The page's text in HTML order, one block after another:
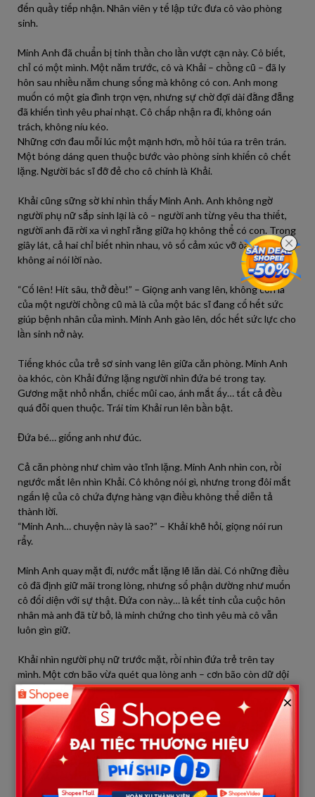
đến quầy tiếp nhận. Nhân viên y tế lập tức đưa cô vào phòng
sinh.
Minh Anh đã chuẩn bị tinh thần cho lần vượt cạn này. Cô biết,
chỉ có một mình. Một năm trước, cô và Khải – chồng cũ – đã ly
hôn sau nhiều năm chung sống mà không có con. Anh mong
muốn có một gia đình trọn vẹn, nhưng sự chờ đợi dài đằng đẵng
đã khiến tình yêu phai nhạt. Cô chấp nhận ra đi, không oán
trách, không níu kéo.
Những cơn đau mỗi lúc một mạnh hơn, mồ hôi túa ra trên trán.
Một bóng dáng quen thuộc bước vào phòng sinh khiến cô chết
lặng. Người bác sĩ đỡ đẻ cho cô chính là Khải.
Khải cũng sững sờ khi nhìn thấy Minh Anh. Anh không ngờ
người phụ nữ sắp sinh lại là cô – người anh từng yêu tha thiết,
người anh đã rời xa vì nghĩ rằng giữa họ không thể có con. Trong
giây lát, cả hai chỉ biết nhìn nhau, vô số cảm xúc vỡ òa nhưng
không ai nói lời nào.
“Cố lên! Hít sâu, thở đều!” – Giọng anh vang lên, không còn là
của một người chồng cũ mà là của một bác sĩ đang cố hết sức
giúp bệnh nhân của mình. Minh Anh gào lên, dốc hết sức lực cho
lần sinh nở này.
Tiếng khóc của trẻ sơ sinh vang lên giữa căn phòng. Minh Anh
òa khóc, còn Khải đứng lặng người nhìn đứa bé trong tay.
Gương mặt nhỏ nhắn, chiếc mũi cao, ánh mắt ấy… tất cả đều
quá đỗi quen thuộc. Trái tim Khải run lên bần bật.
Đứa bé… giống anh như đúc.
Cả căn phòng như chìm vào tĩnh lặng. Minh Anh nhìn con, rồi
ngước mắt lên nhìn Khải. Cô không nói gì, nhưng trong đôi mắt
ngấn lệ của cô chứa đựng hàng vạn điều không thể diễn tả
thành lời.
“Minh Anh… chuyện này là sao?” – Khải khẽ hỏi, giọng nói run
rẩy.
Minh Anh quay mặt đi, nước mắt lặng lẽ lăn dài. Có những điều
cô đã định giữ mãi trong lòng, nhưng số phận dường như muốn
cô đối diện với sự thật. Đứa con này… là kết tinh của cuộc hôn
nhân mà anh đã từ bỏ, là minh chứng cho tình yêu mà cô vẫn
luôn gìn giữ.
Khải nhìn người phụ nữ trước mặt, rồi nhìn đứa trẻ trên tay
mình. Một cơn bão vừa quét qua lòng anh – cơn bão còn dữ dội
hơn cả đêm mưa ngoài kia.
Sau khi tình hình ổn định, Minh Anh được đưa về phòng hồi sức.
Khải vẫn chưa rời đi. Anh đứng bên giường cô, ánh mắt chưa
một giây rời khỏi đứa bé đang ngủ ngoan trong vòng tay mẹ.
Những câu hỏi cứ xoay vần trong đầu anh, nhưng điều anh quan
tâm nhất bây giờ là sự an toàn của Minh Anh và con.
“Em đã định nói với anh chưa?” – Khải hỏi, giọng anh trầm xuống.
×